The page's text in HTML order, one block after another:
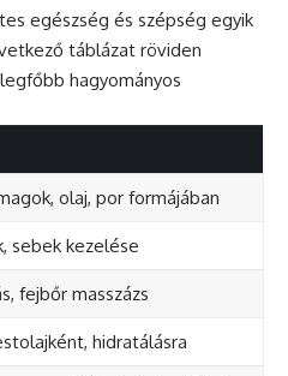
egészség és szépség egyik
táblázat röviden
hagyományos
olaj, por formájában
sebek kezelése
fejbőr masszázs
hidratálásra